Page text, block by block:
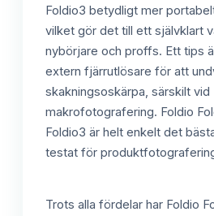
Foldio3 betydligt mer
vilket gör det till ett självklart
nybörjare och proffs. Ett tips
extern fjärrutlösare för att
skakningsoskärpa, särskilt vid
makrofotografering. Foldio
Foldio3 är helt enkelt det
testat för
Trots alla fördelar har Foldio